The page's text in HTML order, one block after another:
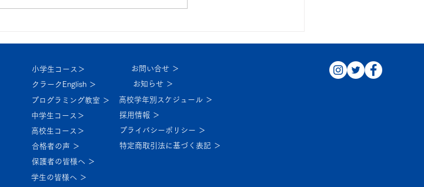
小学生コース＞
クラークEnglish ＞
プログラミング教室 ＞
中学生コース＞
高校生コース＞
合格者の声 ＞
保護者の皆様へ ＞
学生の皆様へ ＞
お問い合せ ＞
お知らせ ＞
高校学年別スケジュール ＞
採用情報 ＞
プライバシーポリシー ＞
特定商取引法に基づく表記 ＞